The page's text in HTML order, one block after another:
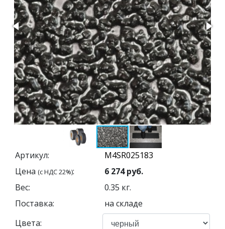
Артикул:
Цена (с НДС 22%): 6 274 руб.
Вес:
0.35 кг.
Поставка:
на складе
Цвета: